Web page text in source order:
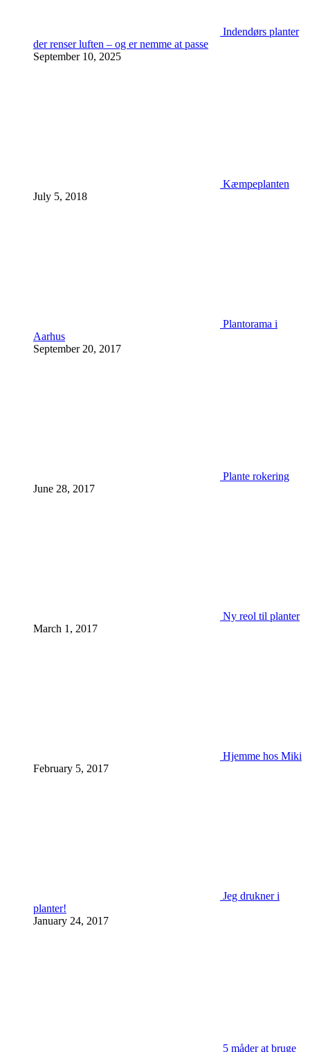
Indendørs planter
der renser luften – og er nemme at passe
September 10, 2025
Kæmpeplanten
July 5, 2018
Plantorama i
Aarhus
September 20, 2017
Plante rokering
June 28, 2017
Ny reol til planter
March 1, 2017
Hjemme hos Miki
February 5, 2017
Jeg drukner i
planter!
January 24, 2017
5 måder at bruge